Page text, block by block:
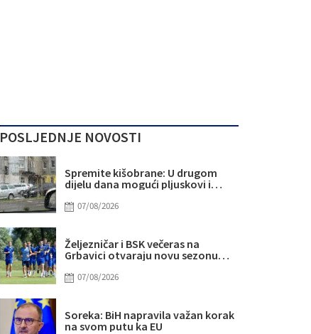
POSLJEDNJE NOVOSTI
Spremite kišobrane: U drugom
dijelu dana mogući pljuskovi i
07/08/2026
Željezničar i BSK večeras na
Grbavici otvaraju novu sezonu
07/08/2026
Soreka: BiH napravila važan korak
na svom putu ka EU